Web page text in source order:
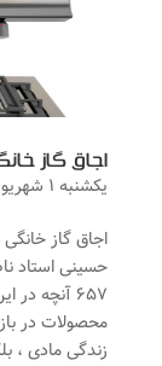
اجاق گاز
یکشنبه ۱ شهریور ۱۳۹۴
اجاق گاز
حسینی استاد
۶۵۷ آنچه
محصولات در
زندگی مادی ،